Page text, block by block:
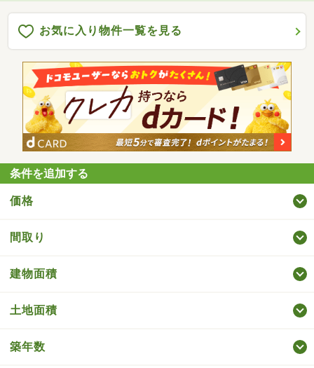
お気に入り物件一覧を見る
条件を追加する
価格
間取り
建物面積
土地面積
築年数